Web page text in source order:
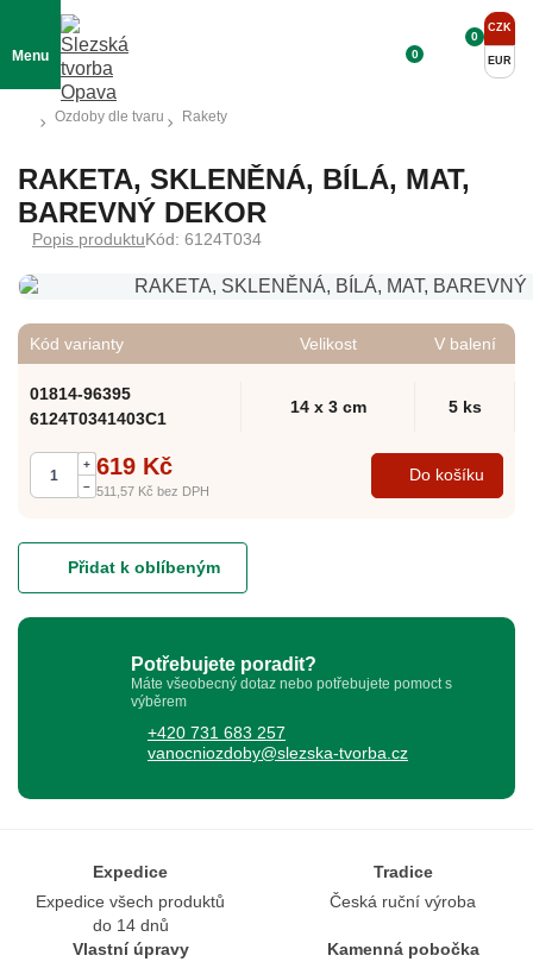
Menu 0
CZK
EUR
0
Ozdoby dle tvaru Rakety
RAKETA, SKLENĚNÁ, BÍLÁ, MAT,
BAREVNÝ DEKOR
Popis produktuKód: 6124T034
Kód varianty Velikost V balení
01814-96395
6124T0341403C1
14 x 3 cm 5 ks
+
–
619 Kč
511,57 Kč bez DPH
Do košíku
Přidat k oblíbeným
Potřebujete poradit?
Máte všeobecný dotaz nebo potřebujete pomoct s
výběrem
+420 731 683 257
vanocniozdoby@slezska-tvorba.cz
Expedice
Expedice všech produktů
do 14 dnů
Tradice
Česká ruční výroba
Vlastní úpravy
Kamenná pobočka